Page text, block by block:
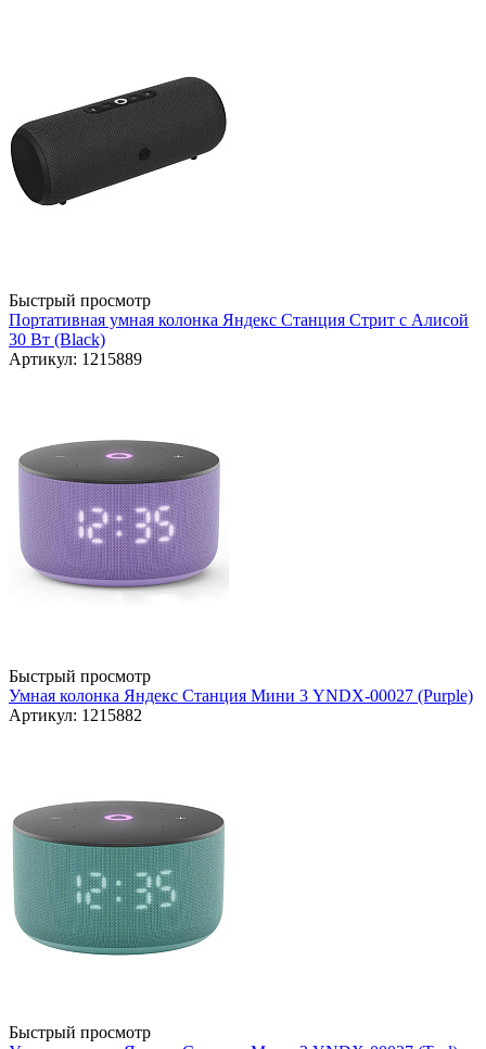
Быстрый просмотр
Портативная умная колонка Яндекс Станция Стрит с Алисой
30 Вт (Black)
Артикул: 1215889
Быстрый просмотр
Умная колонка Яндекс Станция Мини 3 YNDX-00027 (Purple)
Артикул: 1215882
Быстрый просмотр